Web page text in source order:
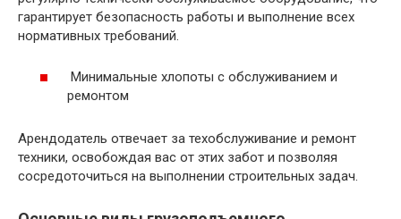
гарантирует безопасность работы и выполнение всех
нормативных требований.
Минимальные хлопоты с обслуживанием и
ремонтом
Арендодатель отвечает за техобслуживание и ремонт
техники, освобождая вас от этих забот и позволяя
сосредоточиться на выполнении строительных задач.